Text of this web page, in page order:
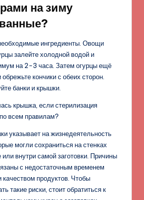
на зиму
ингредиенты. Овощи
залейте холодной водой и
на 2-3 часа. Затем огурцы ещё
кончики с обеих сторон.
банки и крышки.
крышка, если стерилизация
всем правилам?
указывает на жизнедеятельность
могли сохраниться на стенках
внутри самой заготовки. Причины
с недостаточным временем
качеством продуктов. Чтобы
такие риски, стоит обратиться к